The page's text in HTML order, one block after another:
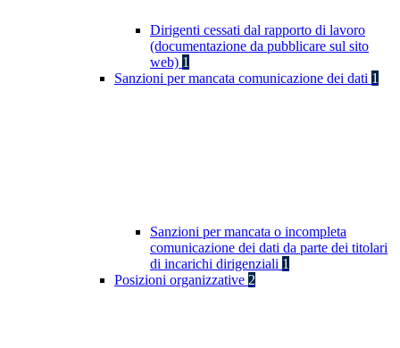
Dirigenti cessati dal rapporto di lavoro
(documentazione da pubblicare sul sito
web) 1
Sanzioni per mancata comunicazione dei dati 1
Sanzioni per mancata o incompleta
comunicazione dei dati da parte dei titolari
di incarichi dirigenziali 1
Posizioni organizzative 2